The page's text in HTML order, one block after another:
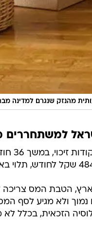
מהנזק שנגרם למדינה
למשתחררים
כיום,
הטבת המס צריכה
ולא מגיע לסף
הזכאית, בכלל